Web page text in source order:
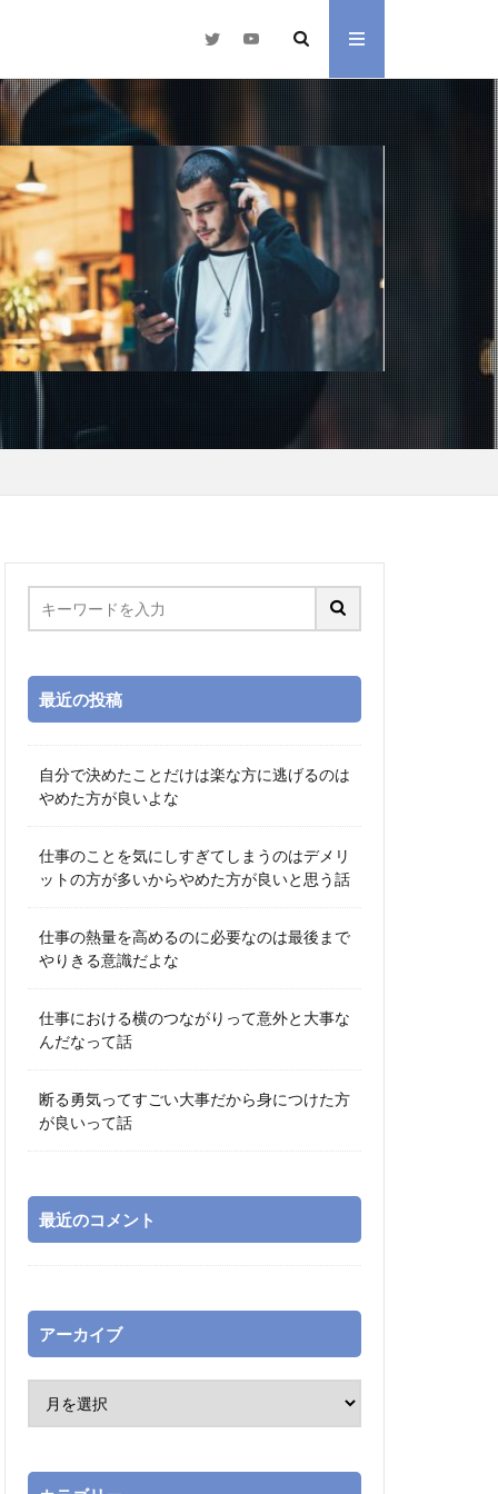
最近の投稿
自分で決めたことだけは楽な方に逃げるのは
やめた方が良いよな
仕事のことを気にしすぎてしまうのはデメリ
ットの方が多いからやめた方が良いと思う話
仕事の熱量を高めるのに必要なのは最後まで
やりきる意識だよな
仕事における横のつながりって意外と大事な
んだなって話
断る勇気ってすごい大事だから身につけた方
が良いって話
最近のコメント
アーカイブ